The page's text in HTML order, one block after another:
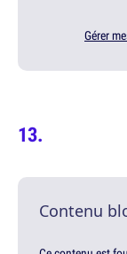
Gérer
Contenu